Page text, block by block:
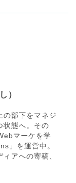
）
の部下をマネジ
状態へ。その
マーケを学
」を運営中。
アへの寄稿、